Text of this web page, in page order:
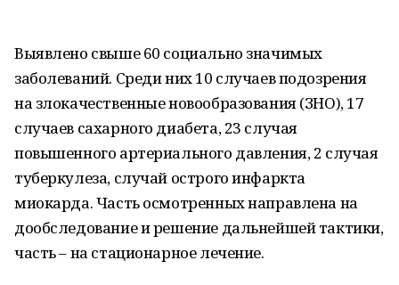
Выявлено свыше 60 социально значимых
заболеваний. Среди них 10 случаев подозрения
на злокачественные новообразования (ЗНО), 17
случаев сахарного диабета, 23 случая
повышенного артериального давления, 2 случая
туберкулеза, случай острого инфаркта
миокарда. Часть осмотренных направлена на
дообследование и решение дальнейшей тактики,
часть – на стационарное лечение.